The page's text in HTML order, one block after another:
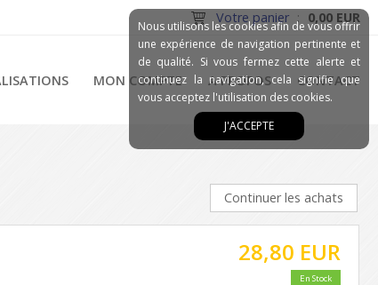
Votre panier : 0,00 EUR
MON COMPTE A PROPOS CONTACT
Continuer les achats
28,80 EUR
En Stock
Nous utilisons les cookies afin de vous offrir
une expérience de navigation pertinente et
de qualité. Si vous fermez cette alerte et
continuez la navigation, cela signifie que
vous acceptez l'utilisation des cookies.
J'ACCEPTE